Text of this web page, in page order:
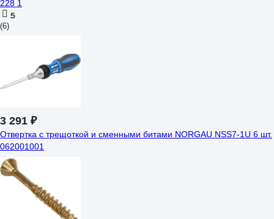
228 1
5
(6)
3 291 ₽
Отвертка с трещоткой и сменными битами NORGAU NSS7-1U 6 шт.
062001001